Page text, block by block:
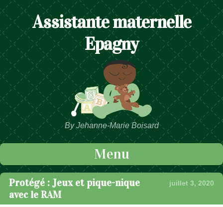
Assistante maternelle
Epagny
By Jehanne-Marie Boisard
Menu
Passer au contenu
Protégé : Jeux et pique-nique
avec le RAM
juillet 3, 2020